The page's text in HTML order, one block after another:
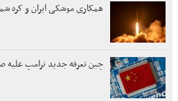
همکاری موشکی ایران و کره
چین تعرفه جدید ترامپ علیه